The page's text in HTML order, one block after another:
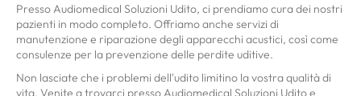
Presso Audiomedical Soluzioni Udito, ci prendiamo cura dei nostri
pazienti in modo completo. Offriamo anche servizi di
manutenzione e riparazione degli apparecchi acustici, così come
consulenze per la prevenzione delle perdite uditive.
Non lasciate che i problemi dell'udito limitino la vostra qualità di
vita. Venite a trovarci presso Audiomedical Soluzioni Udito e